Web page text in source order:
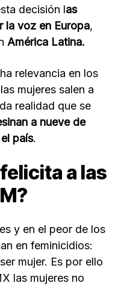
decisión las
la voz en Europa,
América Latina.
relevancia en los
mujeres salen a
realidad que se
a nueve de
país.
a las
y en el peor de los
en feminicidios:
mujer. Es por ello
las mujeres no